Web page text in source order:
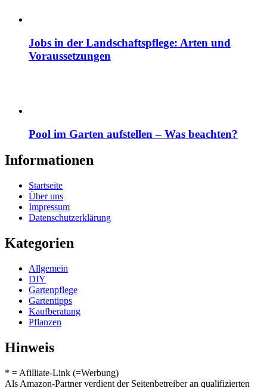
Jobs in der Landschaftspflege: Arten und
Voraussetzungen
Pool im Garten aufstellen – Was beachten?
Informationen
Startseite
Über uns
Impressum
Datenschutzerklärung
Kategorien
Allgemein
DIY
Gartenpflege
Gartentipps
Kaufberatung
Pflanzen
Hinweis
* = Afilliate-Link (=Werbung)
Als Amazon-Partner verdient der Seitenbetreiber an qualifizierten